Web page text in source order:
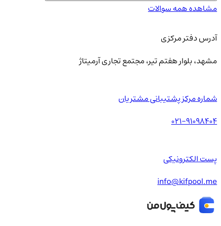
مشاهده همه سوالات
آدرس دفتر مرکزی
مشهد، بلوار هفتم تیر، مجتمع تجاری آرمیتاژ
شماره مرکز پشتیبانی مشتریان
021-91098404
پست الکترونیکی
info@kifpool.me